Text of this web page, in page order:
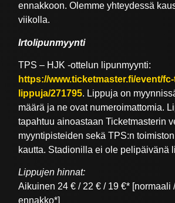
ennakkoon. Olemme yhteydessä
viikolla.
Irtolipunmyynti
TPS – HJK -ottelun lipunmyynti:
https://www.ticketmaster.fi/event/
lippuja/271795. Lippuja on
määrä ja ne ovat numeroimattomia.
tapahtuu ainoastaan Ticketmasterin
myyntipisteiden sekä TPS:n toimiston
kautta. Stadionilla ei ole pelipäivänä
Lippujen hinnat:
Aikuinen 24 € / 22 € / 19 €* [normaali
ennakko*]